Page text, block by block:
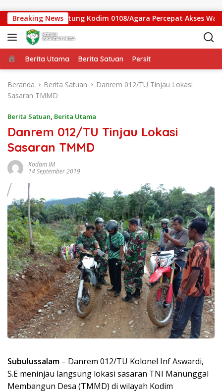
Breaking NewsGantung Kodim 0108/Agara Percepat Akses Warga
Beranda
Berita Utama Berita Satuan Persit
Beranda Berita Satuan
Danrem 012/TU Tinjau Lokasi
Sasaran TMMD
Berita Satuan, Berita Utama
Danrem 012/TU Tinjau Lokasi
Sasaran TMMD
Kodam IM
14 September 2019
Subulussalam – Danrem 012/TU Kolonel Inf Aswardi,
S.E meninjau langsung lokasi sasaran TNI Manunggal
Membangun Desa (TMMD) di wilayah Kodim